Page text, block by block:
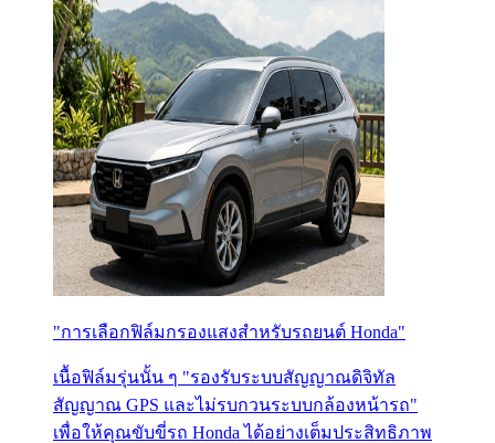
"การเลือกฟิล์มกรองแสงสำหรับรถยนต์ Honda"
เนื้อฟิล์มรุ่นนั้น ๆ "รองรับระบบสัญญาณดิจิทัล
สัญญาณ GPS และไม่รบกวนระบบกล้องหน้ารถ"
เพื่อให้คุณขับขี่รถ Honda ได้อย่างเต็มประสิทธิภาพ